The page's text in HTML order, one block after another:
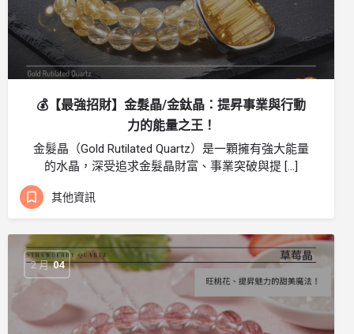
💰【最強招財】金髮晶/金鈦晶：提昇事業與行動
力的能量之王！
金髮晶（Gold Rutilated Quartz）是一顆擁有強大能量
的水晶，深受追求金髮晶財富、事業突破與提 […]
其他資訊
2 月 04